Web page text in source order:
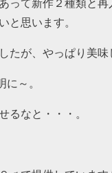
って新作２種類と再
と思います。
たが、やっぱり美味
～。
るなと・・・。